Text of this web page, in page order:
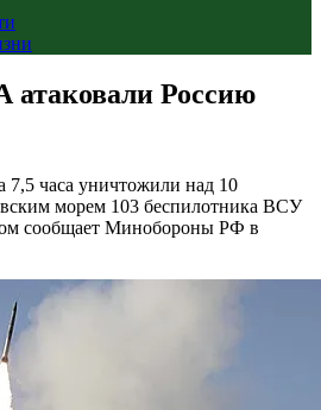
атаковали Россию
часа уничтожили над 10
морем 103 беспилотника ВСУ
сообщает Минобороны РФ в